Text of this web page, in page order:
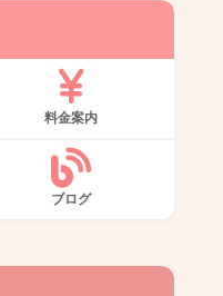
料金案内
ブログ